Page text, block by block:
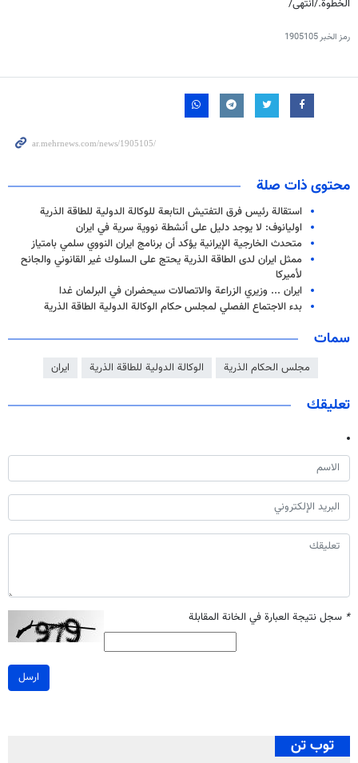
الخطوة./انتهى/
رمز الخبر1905105
محتوى ذات صلة
استقالة رئيس فرق التفتيش التابعة للوكالة الدولية للطاقة الذرية
اوليانوف: لا يوجد دليل على أنشطة نووية سرية في ايران
متحدث الخارجية الإيرانية يؤكد أن برنامج ايران النووي سلمي بامتياز
ممثل ايران لدى الطاقة الذرية يحتج على السلوك غير القانوني والجانح
لأميركا
ايران ... وزيري الزراعة والاتصالات سيحضران في البرلمان غدا
بدء الاجتماع الفصلي لمجلس حكام الوكالة الدولية الطاقة الذرية
سمات
مجلس الحكام الذرية الوكالة الدولية للطاقة الذرية ايران
تعليقك
* سجل نتيجة العبارة في الخانة المقابلة
ارسل
توب تن